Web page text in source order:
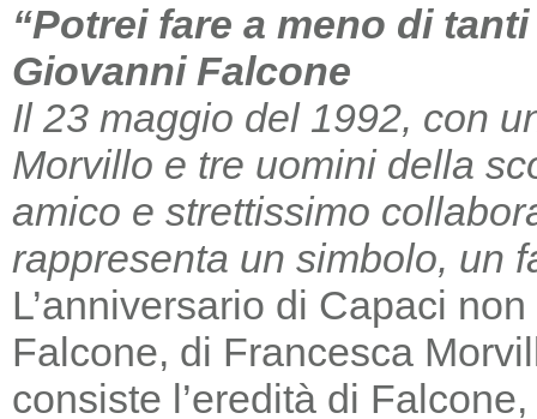
“Potrei fare a meno di
Giovanni Falcone
Il 23 maggio del 1992, con
Morvillo e tre uomini della
amico e strettissimo
rappresenta un simbolo, un
L’anniversario di Capaci
Falcone, di Francesca
consiste l’eredità di